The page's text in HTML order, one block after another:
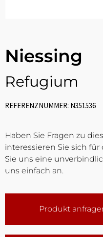
Niessing
Refugium
REFERENZNUMMER: N351536
Haben Sie Fragen zu
interessieren Sie sich
Sie uns eine
uns einfach an.
Produkt